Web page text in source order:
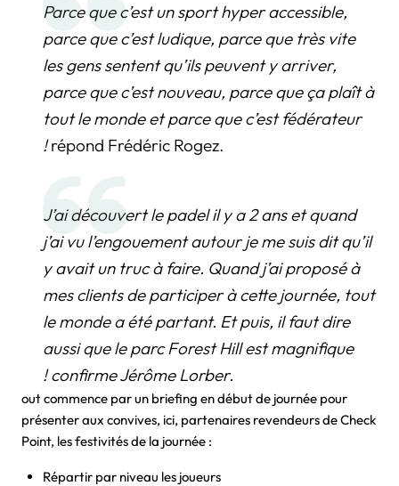
Parce que c’est un sport hyper accessible,
parce que c’est ludique, parce que très vite
les gens sentent qu’ils peuvent y arriver,
parce que c’est nouveau, parce que ça plaît à
tout le monde et parce que c’est fédérateur
!répond Frédéric Rogez.
J’ai découvert le padel il y a 2 ans et quand
j’ai vu l’engouement autour je me suis dit qu’il
y avait un truc à faire. Quand j’ai proposé à
mes clients de participer à cette journée, tout
le monde a été partant. Et puis, il faut dire
aussi que le parc Forest Hill est magnifique
! confirme Jérôme Lorber.
out commence par un briefing en début de journée pour
présenter aux convives, ici, partenaires revendeurs de Check
Point, les festivités de la journée :
Répartir par niveau les joueurs